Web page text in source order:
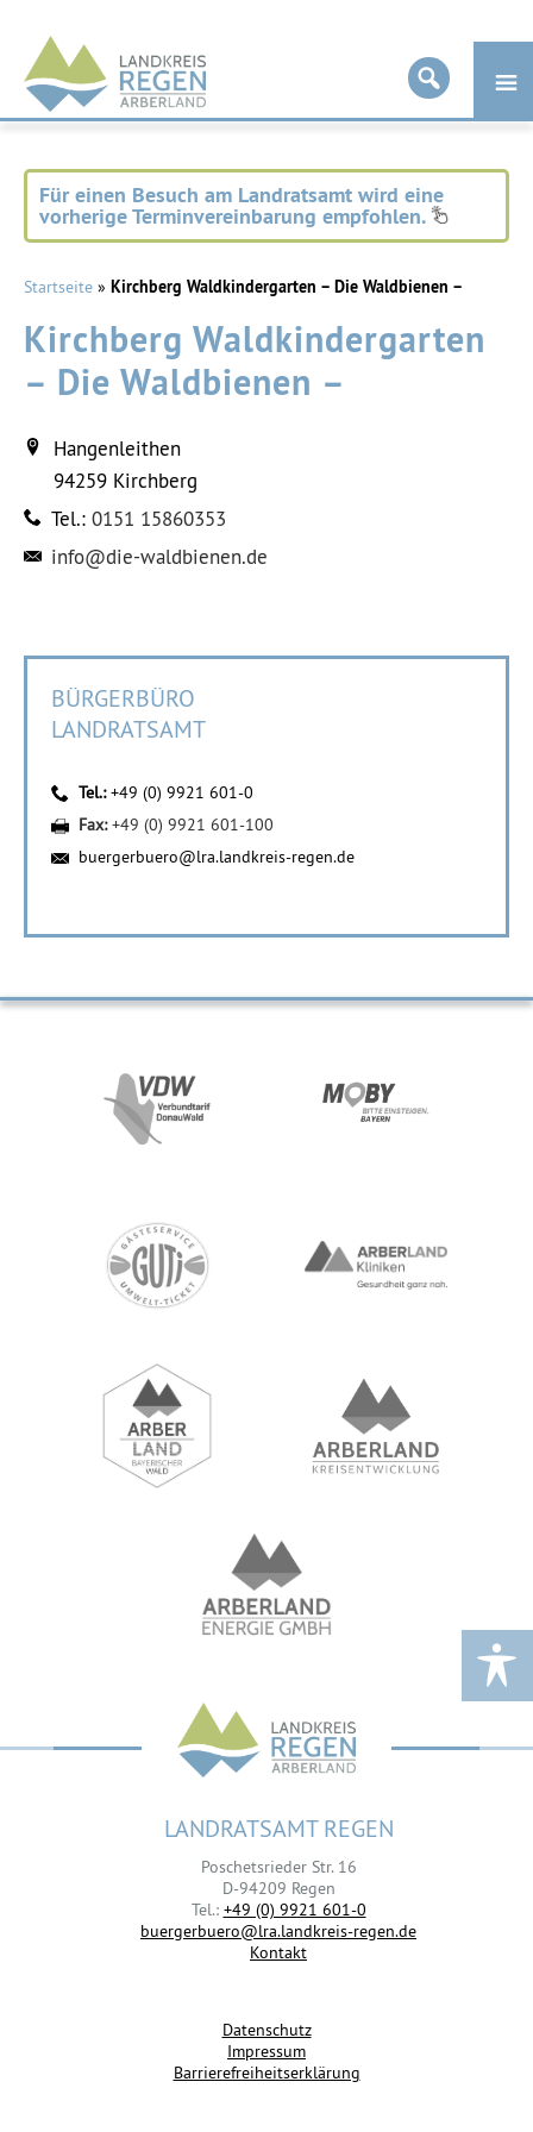
Landkreis
Regen
Für einen Besuch am Landratsamt wird eine
vorherige Terminvereinbarung empfohlen.
Startseite » Kirchberg Waldkindergarten – Die Waldbienen –
Kirchberg Waldkindergarten
– Die Waldbienen –
Hangenleithen
94259 Kirchberg
Tel.: 0151 15860353
info@die-waldbienen.de
BÜRGERBÜRO
LANDRATSAMT
Tel.:+49 (0) 9921 601-0
Fax:+49 (0) 9921 601-100
buergerbuero@lra.landkreis-regen.de
LANDRATSAMT REGEN
Poschetsrieder Str. 16
D-94209 Regen
Tel.: +49 (0) 9921 601-0
buergerbuero@lra.landkreis-regen.de
Kontakt
Datenschutz
Impressum
Barrierefreiheitserklärung